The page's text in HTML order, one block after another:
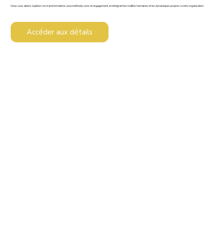
Nous vous aidons à piloter vos transformations avec méthode, sens et engagement, en intégrant les réalités humaines et les dynamiques propres à votre organisation.
Accéder aux détails